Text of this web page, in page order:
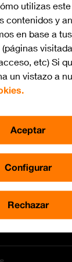
para internet
utiliza en
el navegador,
etc. El móvil
insertado la
el móvil para
utilizas
contenidos y
en base a
etc) Si
un vistazo a
Configurar
Rechazar
Aceptar